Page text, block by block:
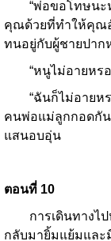
“พ่อขอโทษนะห
คุณด้วยที่ทำให้คุณ
ทนอยู่กับผู้ชายปาก
“หนูไม่อายหรอ
“ฉันก็ไม่อายหรอ
คนพ่อแม่ลูกกอดกั
แสนอบอุ่น
ตอนที่ 10
การเดินทางไปหั
กลับมายิ้มแย้มและ